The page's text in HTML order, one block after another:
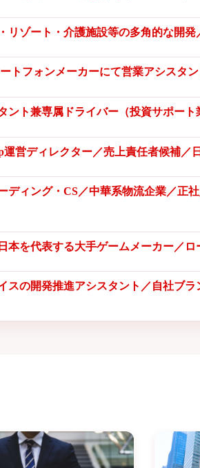
リゾート・介護施設等の多角的な開
トフォンメーカーにて営業アシスタ
ント兼専属ドライバー（投資サポー
運営ディレクター／売上責任者候補／
ディング・CS／中華系物流企業／正
本を代表する大手ゲームメーカー／
スの開発推進アシスタント／自社ブ